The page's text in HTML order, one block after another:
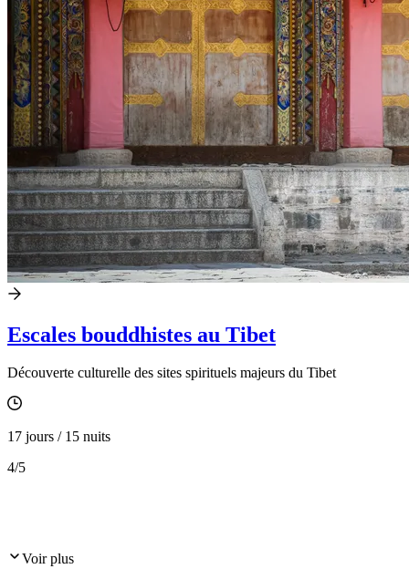
Escales bouddhistes au Tibet
Découverte culturelle des sites spirituels majeurs du Tibet
17 jours / 15 nuits
4/5
Voir plus